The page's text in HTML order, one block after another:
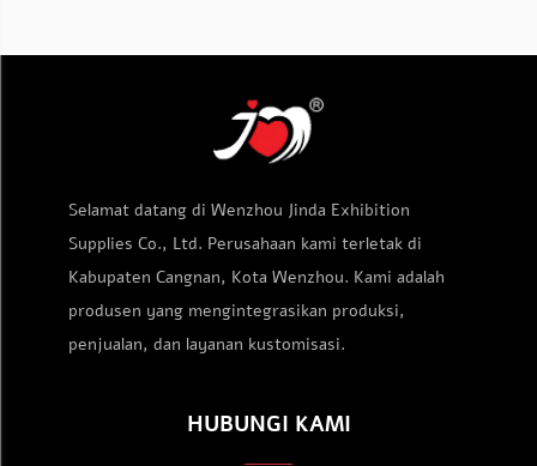
Selamat datang di Wenzhou Jinda Exhibition
Supplies Co., Ltd. Perusahaan kami terletak di
Kabupaten Cangnan, Kota Wenzhou. Kami adalah
produsen yang mengintegrasikan produksi,
penjualan, dan layanan kustomisasi.
HUBUNGI KAMI